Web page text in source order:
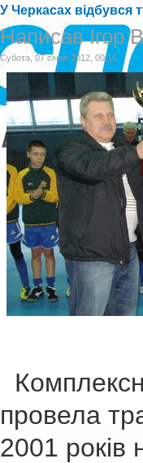
У Черкасах відбувся
Написав Ігор
Субота, 07 січня 2012, 00:16
провела
2001 років